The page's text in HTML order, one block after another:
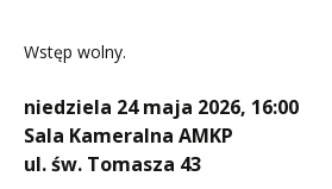
Wstęp wolny.
niedziela 24 maja 2026, 16:00
Sala Kameralna AMKP
ul. św. Tomasza 43